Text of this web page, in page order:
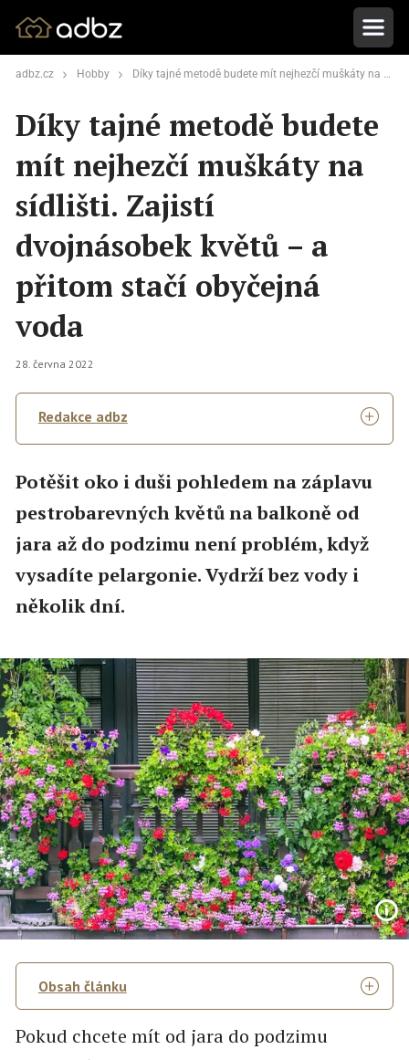
adbz.cz Hobby Díky tajné metodě budete mít nejhezčí muškáty na sídlišti. Zajistí dvojnásobek květů – a přitom stačí obyčejná voda
Díky tajné metodě budete
mít nejhezčí muškáty na
sídlišti. Zajistí
dvojnásobek květů – a
přitom stačí obyčejná
voda
28. června 2022
Redakce adbz
Potěšit oko i duši pohledem na záplavu
pestrobarevných květů na balkoně od
jara až do podzimu není problém, když
vysadíte pelargonie. Vydrží bez vody i
několik dní.
Obsah článku
Pokud chcete mít od jara do podzimu